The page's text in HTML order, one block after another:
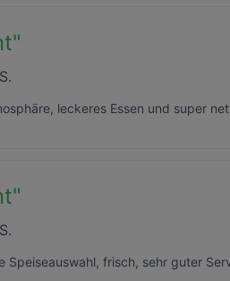
"
leckeres Essen und super
"
Speiseauswahl, frisch, sehr guter